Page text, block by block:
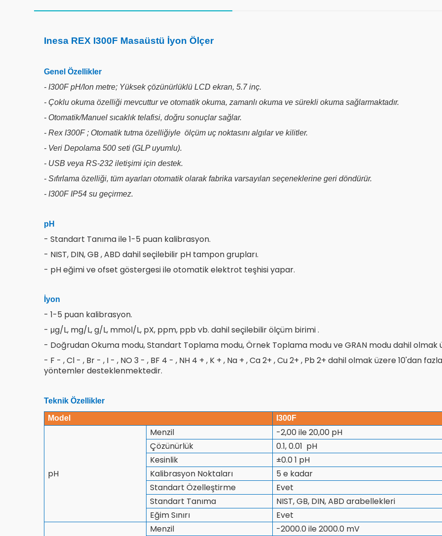
Inesa REX I300F Masaüstü İyon Ölçer
Genel Özellikler
- I300F pH/Ion metre; Yüksek çözünürlüklü LCD ekran, 5.7 inç.
- Çoklu okuma özelliği mevcuttur ve otomatik okuma, zamanlı okuma ve sürekli okuma sağlarmaktadır.
- Otomatik/Manuel sıcaklık telafisi, doğru sonuçlar sağlar.
- Rex I300F ; Otomatik tutma özelliğiyle ölçüm uç noktasını algılar ve kilitler.
- Veri Depolama 500 seti (GLP uyumlu).
- USB veya RS-232 iletişimi için destek.
- Sıfırlama özelliği, tüm ayarları otomatik olarak fabrika varsayılan seçeneklerine geri döndürür.
- I300F IP54 su geçirmez.
pH
- Standart Tanıma ile 1-5 puan kalibrasyon.
- NIST, DIN, GB , ABD dahil seçilebilir pH tampon grupları.
- pH eğimi ve ofset göstergesi ile otomatik elektrot teşhisi yapar.
İyon
- 1-5 puan kalibrasyon.
- μg/L, mg/L, g/L, mmol/L, pX, ppm, ppb vb. dahil seçilebilir ölçüm birimi .
- Doğrudan Okuma modu, Standart Toplama modu, Örnek Toplama modu ve GRAN modu dahil olmak
- F - , Cl - , Br - , I - , NO 3 - , BF 4 - , NH 4 + , K + , Na + , Ca 2+ , Cu 2+ , Pb 2+ dahil olmak üzere 10'dan
yöntemler desteklenmektedir.
Teknik Özellikler
Model I300F
pH
Menzil
-2,00 ile 20,00 pH
Çözünürlük
0.1, 0.01 pH
Kesinlik
±0.0 1 pH
Kalibrasyon Noktaları
5 e kadar
Standart Özelleştirme
Evet
Standart Tanıma
NIST, GB, DIN, ABD arabellekleri
Eğim Sınırı
Evet
Menzil
-2000.0 ile 2000.0 mV